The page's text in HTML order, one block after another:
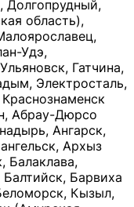
Долгопрудный,
область),
Удэ,
Гатчина,
Электросталь,
Абрау-Дюрсо
Ангарск,
Архыз
Балаклава,
Барвиха
Кызыл,